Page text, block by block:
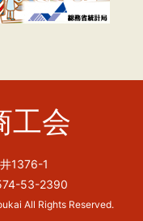
工会
1376-1
53-2390
All Rights Reserved.